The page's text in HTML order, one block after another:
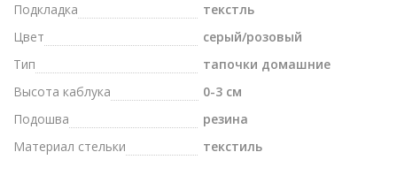
Подкладка
текстль
Цвет
серый/розовый
Тип
тапочки домашние
Высота каблука
0-3 см
Подошва
резина
Материал стельки
текстиль